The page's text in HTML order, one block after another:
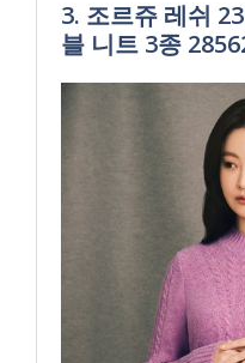
3. 조르쥬 레쉬
블 니트 3종